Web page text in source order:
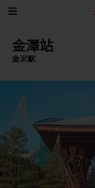
金澤站
金沢駅